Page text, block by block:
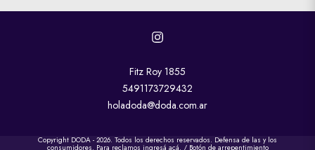
Fitz Roy 1855
5491173729432
holadoda@doda.com.ar
Copyright DODA - 2026. Todos los derechos reservados. Defensa de las y los
consumidores. Para reclamos ingresá acá. / Botón de arrepentimiento